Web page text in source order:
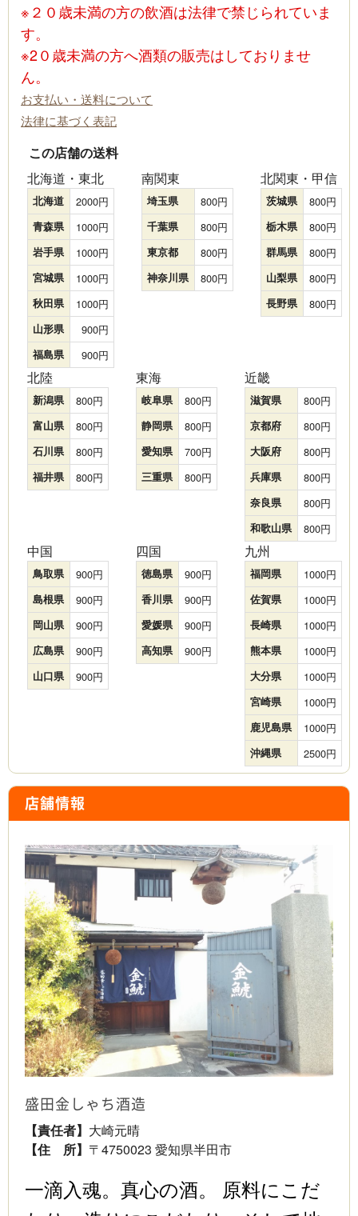
※２０歳未満の方の飲酒は法律で禁じられていま
す。
※2０歳未満の方へ酒類の販売はしておりませ
ん。
お支払い・送料について
法律に基づく表記
この店舗の送料
北海道・東北
北海道 2000
青森県 1000
岩手県 1000
宮城県 1000
秋田県 1000
山形県 900
福島県 900
南関東
埼玉県 800
千葉県 800
東京都 800
神奈川県 800
北関東・甲信
茨城県 800
栃木県 800
群馬県 800
山梨県 800
長野県 800
北陸
新潟県 800
富山県 800
石川県 800
福井県 800
東海
岐阜県 800
静岡県 800
愛知県 700
三重県 800
近畿
滋賀県 800
京都府 800
大阪府 800
兵庫県 800
奈良県 800
和歌山県 800
中国
鳥取県 900
島根県 900
岡山県 900
広島県 900
山口県 900
四国
徳島県 900
香川県 900
愛媛県 900
高知県 900
九州
福岡県 1000
佐賀県 1000
長崎県 1000
熊本県 1000
大分県 1000
宮崎県 1000
鹿児島県 1000
沖縄県 2500
店舗情報
盛田金しゃち酒造
【責任者】 大崎元晴
【住 所】 〒4750023 愛知県半田市
一滴入魂。真心の酒。 原料にこだ